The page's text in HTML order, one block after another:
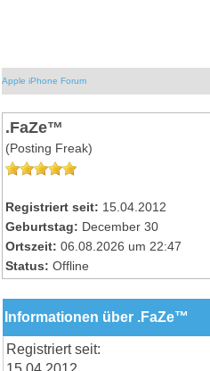
Apple iPhone Forum
.FaZe™
(Posting Freak)
Registriert seit: 15.04.2012
Geburtstag: December 30
Ortszeit: 06.08.2026 um 22:47
Status: Offline
Informationen über .FaZe™
Registriert seit: